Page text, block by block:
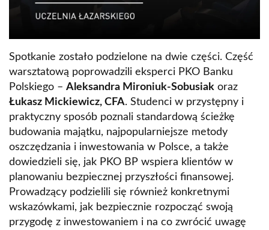
Spotkanie zostało podzielone na dwie części. Część
warsztatową poprowadzili eksperci PKO Banku
Polskiego – Aleksandra Mironiuk-Sobusiak oraz
Łukasz Mickiewicz, CFA. Studenci w przystępny i
praktyczny sposób poznali standardową ścieżkę
budowania majątku, najpopularniejsze metody
oszczędzania i inwestowania w Polsce, a także
dowiedzieli się, jak PKO BP wspiera klientów w
planowaniu bezpiecznej przyszłości finansowej.
Prowadzący podzielili się również konkretnymi
wskazówkami, jak bezpiecznie rozpocząć swoją
przygodę z inwestowaniem i na co zwrócić uwagę